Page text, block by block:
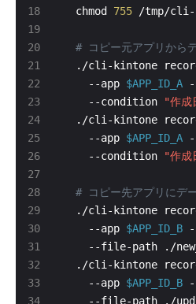
18
19
20
23
24
25
26
27
28
29
30
33
34
  chmod
755
# コピー元アプリから
./cli-kintone
    --app
$APP_ID_A
    --condition
"作成
./cli-kintone
    --app
$APP_ID_A
    --condition
"作成
# コピー先アプリにデ
./cli-kintone
    --app
$APP_ID_B
--file-path ./
./cli-kintone
    --app
$APP_ID_B
--file-path ./